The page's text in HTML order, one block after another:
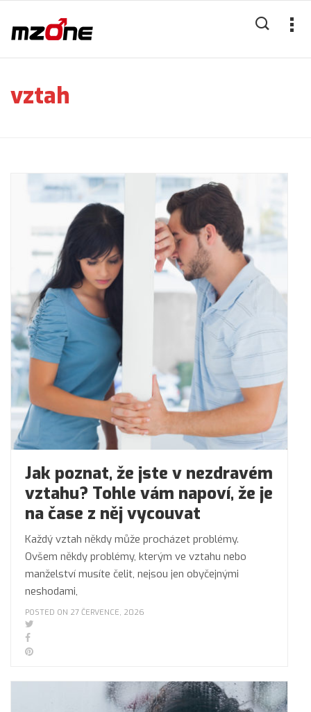
vztah
Jak poznat, že jste v nezdravém
vztahu? Tohle vám napoví, že je
na čase z něj vycouvat
Každý vztah někdy může procházet problémy.
Ovšem někdy problémy, kterým ve vztahu nebo
manželství musíte čelit, nejsou jen obyčejnými
neshodami,
POSTED ON 27 ČERVENCE, 2026